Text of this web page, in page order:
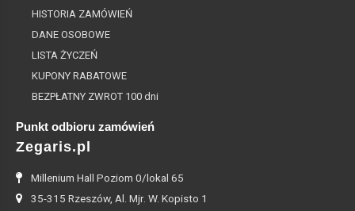
HISTORIA ZAMÓWIEŃ
DANE OSOBOWE
LISTA ŻYCZEŃ
KUPONY RABATOWE
BEZPŁATNY ZWROT 100 dni
Punkt odbioru zamówień
Zegaris.pl
Millenium Hall Poziom 0/lokal 65
35-315 Rzeszów, Al. Mjr. W. Kopisto 1